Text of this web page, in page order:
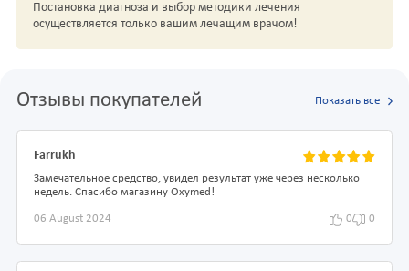
Постановка диагноза и выбор методики лечения
осуществляется только вашим лечащим врачом!
Отзывы покупателей Показать все
Farrukh
Замечательное средство, увидел результат уже через несколько
недель. Спасибо магазину Oxymed!
06 August 2024 0 0